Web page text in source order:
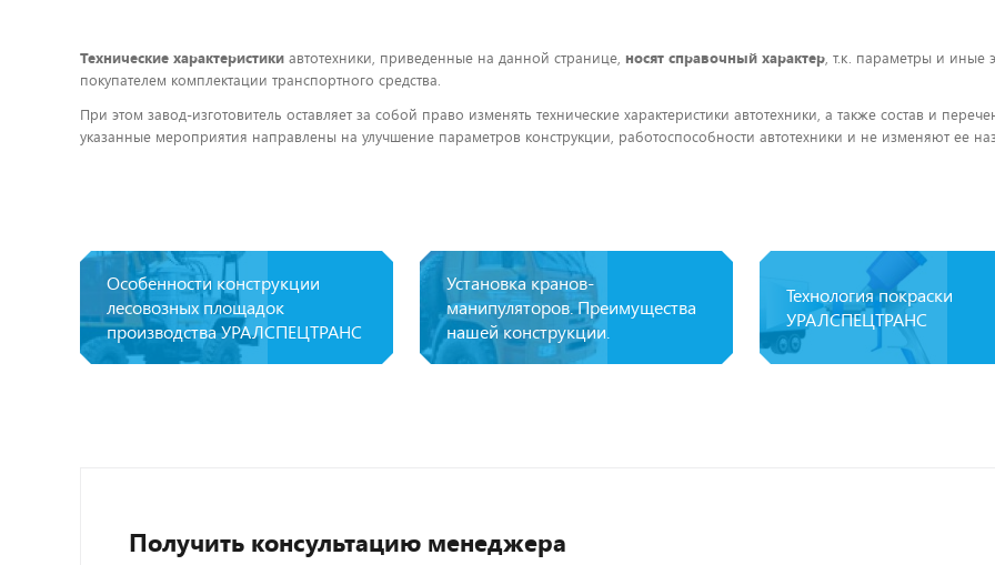
Технические характеристики автотехники, приведенные на данной странице, носят справочный характер, т.к. параметры и иные
покупателем комплектации транспортного средства.
При этом завод-изготовитель оставляет за собой право изменять технические характеристики автотехники, а также состав и
указанные мероприятия направлены на улучшение параметров конструкции, работоспособности автотехники и не изменяют ее
Особенности конструкции
лесовозных площадок
производства УРАЛСПЕЦТРАНС
Установка кранов-
манипуляторов. Преимущества
нашей конструкции.
Технология покраски
УРАЛСПЕЦТРАНС
Получить консультацию менеджера